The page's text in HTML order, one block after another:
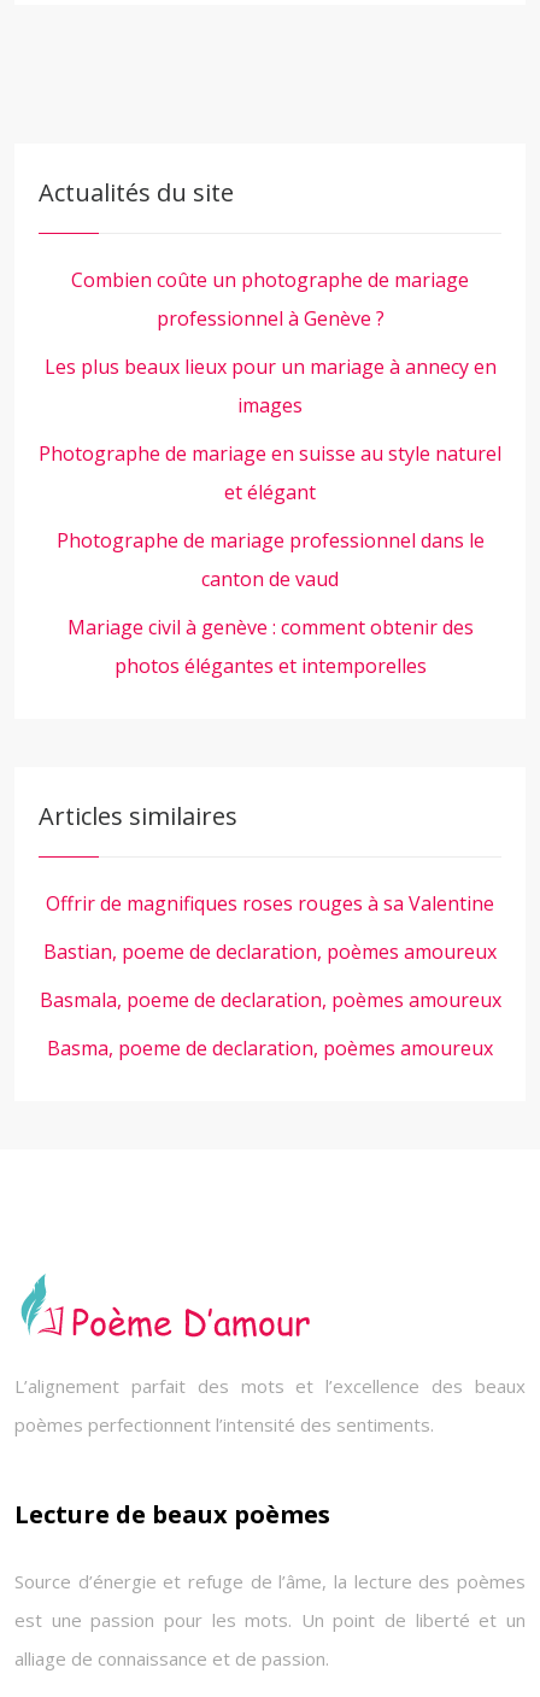
Actualités du site
Combien coûte un photographe de mariage
professionnel à Genève ?
Les plus beaux lieux pour un mariage à annecy en
images
Photographe de mariage en suisse au style naturel
et élégant
Photographe de mariage professionnel dans le
canton de vaud
Mariage civil à genève : comment obtenir des
photos élégantes et intemporelles
Articles similaires
Offrir de magnifiques roses rouges à sa Valentine
Bastian, poeme de declaration, poèmes amoureux
Basmala, poeme de declaration, poèmes amoureux
Basma, poeme de declaration, poèmes amoureux
L’alignement parfait des mots et l’excellence des beaux
poèmes perfectionnent l’intensité des sentiments.
Lecture de beaux poèmes
Source d’énergie et refuge de l’âme, la lecture des poèmes
est une passion pour les mots. Un point de liberté et un
alliage de connaissance et de passion.